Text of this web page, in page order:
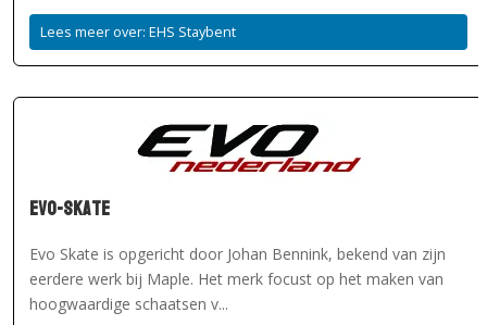
Lees meer over: EHS Staybent
EVO-Skate
Evo Skate is opgericht door Johan Bennink, bekend van zijn
eerdere werk bij Maple. Het merk focust op het maken van
hoogwaardige schaatsen v...